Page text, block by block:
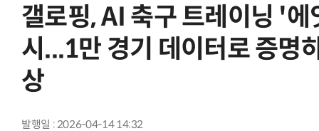
갤로핑, AI 축구 트레이닝 '
시...1만 경기 데이터로 증명
상
발행일 : 2026-04-14 14:32